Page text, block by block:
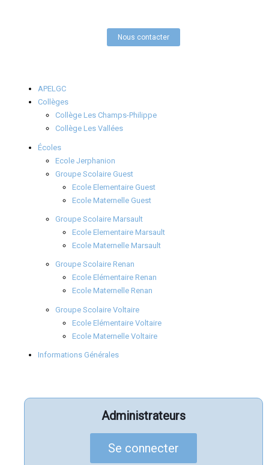
Nous contacter
APELGC
Collèges
Collège Les Champs-Philippe
Collège Les Vallées
Écoles
Ecole Jerphanion
Groupe Scolaire Guest
Ecole Elementaire Guest
Ecole Maternelle Guest
Groupe Scolaire Marsault
Ecole Elementaire Marsault
Ecole Maternelle Marsault
Groupe Scolaire Renan
Ecole Elémentaire Renan
Ecole Maternelle Renan
Groupe Scolaire Voltaire
Ecole Elémentaire Voltaire
Ecole Maternelle Voltaire
Informations Générales
Administrateurs
Se connecter